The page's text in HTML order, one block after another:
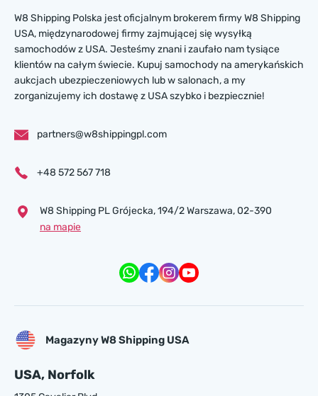
W8 Shipping Polska jest oficjalnym brokerem firmy W8 Shipping
USA, międzynarodowej firmy zajmującej się wysyłką
samochodów z USA. Jesteśmy znani i zaufało nam tysiące
klientów na całym świecie. Kupuj samochody na amerykańskich
aukcjach ubezpieczeniowych lub w salonach, a my
zorganizujemy ich dostawę z USA szybko i bezpiecznie!
partners@w8shippingpl.com
+48 572 567 718
W8 Shipping PL Grójecka , 194/2 Warszawa, 02-390
na mapie
Magazyny W8 Shipping USA
USA, Norfolk